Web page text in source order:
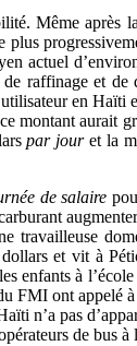
Même après
actuel
raffinage et de
en Haïti
montant aurait
par jouret la
de salaire
travailleuse
et vit à
enfants à
FMI ont appelé
n’a pas
de bus à